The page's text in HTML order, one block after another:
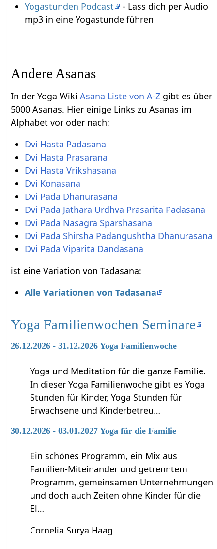
Yogastunden Podcast
- Lass dich per Audio
mp3 in eine Yogastunde führen
Andere Asanas
In der Yoga WikiAsana Liste von A-Z gibt es über
5000 Asanas. Hier einige Links zu Asanas im
Alphabet vor oder nach:
Dvi Hasta Padasana
Dvi Hasta Prasarana
Dvi Hasta Vrikshasana
Dvi Konasana
Dvi Pada Dhanurasana
Dvi Pada Jathara Urdhva Prasarita Padasana
Dvi Pada Nasagra Sparshasana
Dvi Pada Shirsha Padangushtha Dhanurasana
Dvi Pada Viparita Dandasana
ist eine Variation von Tadasana:
Alle Variationen von Tadasana
Yoga Familienwochen Seminare
26.12.2026 - 31.12.2026 Yoga Familienwoche
Yoga und Meditation für die ganze Familie.
In dieser Yoga Familienwoche gibt es Yoga
Stunden für Kinder, Yoga Stunden für
Erwachsene und Kinderbetreu…
30.12.2026 - 03.01.2027 Yoga für die Familie
Ein schönes Programm, ein Mix aus
Familien-Miteinander und getrenntem
Programm, gemeinsamen Unternehmungen
und doch auch Zeiten ohne Kinder für die
El…
Cornelia Surya Haag